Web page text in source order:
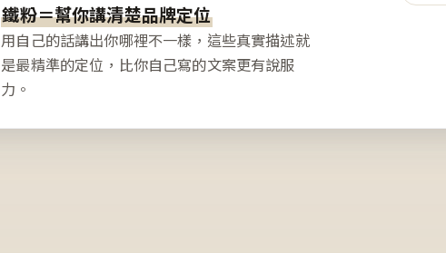
鐵粉＝幫你講清楚品牌定位
用自己的話講出你哪裡不一樣，這些真實描述就
是最精準的定位，比你自己寫的文案更有說服
力。